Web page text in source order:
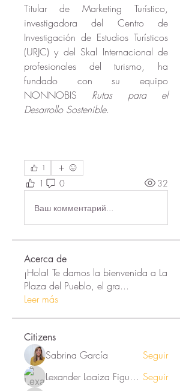
Titular de Marketing Turístico,
investigadora del Centro de
Investigación de Estudios Turísticos
(URJC) y del Skal Internacional de
profesionales del turismo, ha
fundado con su equipo
NONNOBIS Rutas para el
Desarrollo Sostenible.
1
1 0 32
Ваш комментарий...
Acerca de
¡Hola! Te damos la bienvenida a La
Plaza del Pueblo, el gra...
Leer más
Citizens
Sabrina García
Seguir
Lexander Loaiza Figueroa Seguir